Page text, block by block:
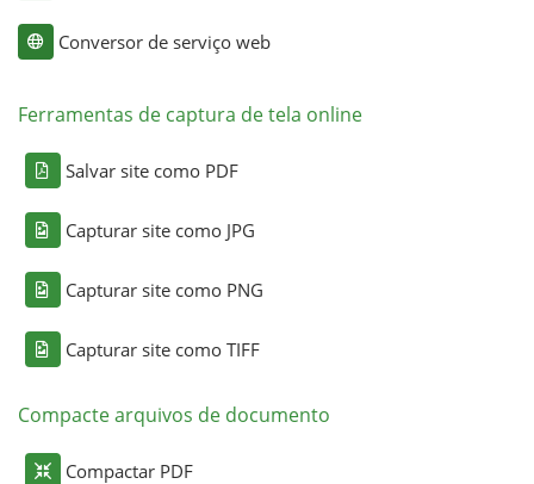
Conversor de serviço web
Ferramentas de captura de tela online
Salvar site como PDF
Capturar site como JPG
Capturar site como PNG
Capturar site como TIFF
Compacte arquivos de documento
Compactar PDF